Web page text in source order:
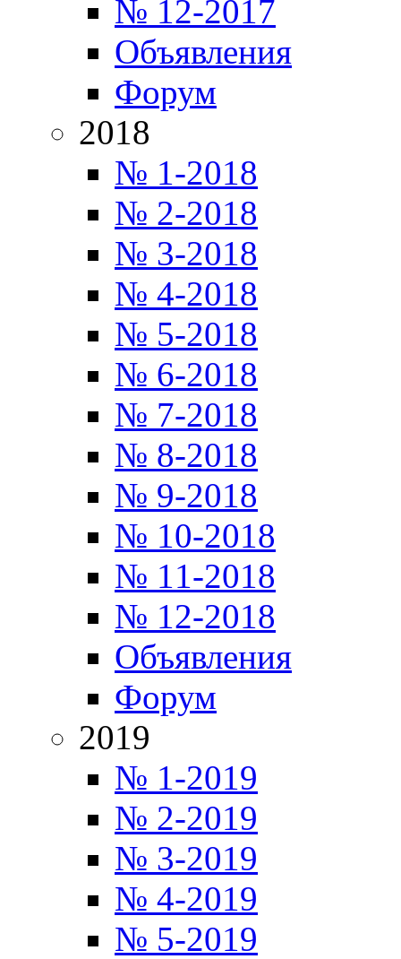
№ 12-2017
Объявления
Форум
2018
№ 1-2018
№ 2-2018
№ 3-2018
№ 4-2018
№ 5-2018
№ 6-2018
№ 7-2018
№ 8-2018
№ 9-2018
№ 10-2018
№ 11-2018
№ 12-2018
Объявления
Форум
2019
№ 1-2019
№ 2-2019
№ 3-2019
№ 4-2019
№ 5-2019